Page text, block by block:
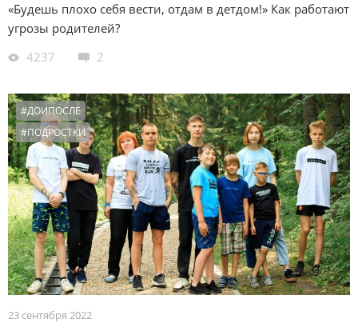
«Будешь плохо себя вести, отдам в детдом!» Как работают
угрозы родителей?
4237
2
#ДОИПОСЛЕ
#ПОДРОСТКИ
23 сентября 2022